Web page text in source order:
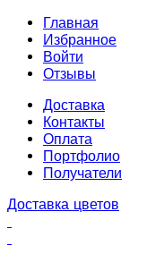
Главная
Избранное
Войти
Отзывы
Доставка
Контакты
Оплата
Портфолио
Получатели
Доставка цветов